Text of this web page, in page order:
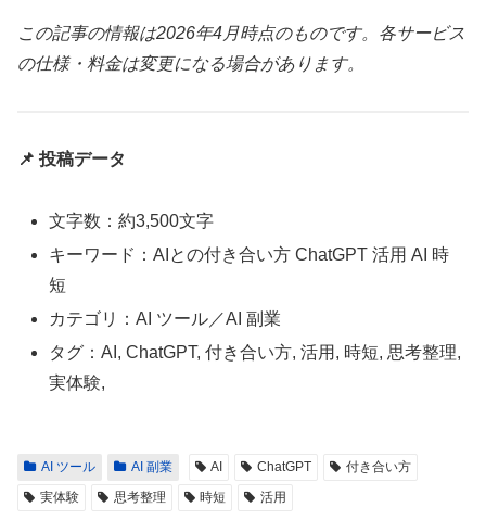
この記事の情報は2026年4月時点のものです。各サービス
の仕様・料金は変更になる場合があります。
📌 投稿データ
文字数：約3,500文字
キーワード：AIとの付き合い方 ChatGPT 活用 AI 時
短
カテゴリ：AI ツール／AI 副業
タグ：AI, ChatGPT, 付き合い方, 活用, 時短, 思考整理,
実体験,
AI ツール AI 副業 AI ChatGPT
付き合い方
実体験
思考整理 時短 活用